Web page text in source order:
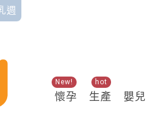
週
懷孕
New!
生產
hot
嬰兒